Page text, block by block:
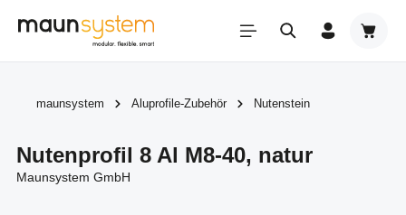
Zum Hauptinhalt springen
maunsystem Aluprofile-Zubehör Nutenstein
Nutenprofil 8 Al M8-40, natur
Maunsystem GmbH